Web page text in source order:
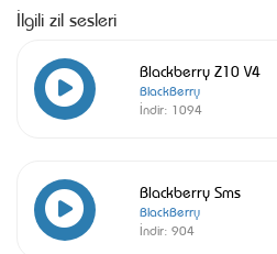
İlgili zil sesleri
Blackberry Z10 V4
BlackBerry
İndir: 1094
Blackberry Sms
BlackBerry
İndir: 904